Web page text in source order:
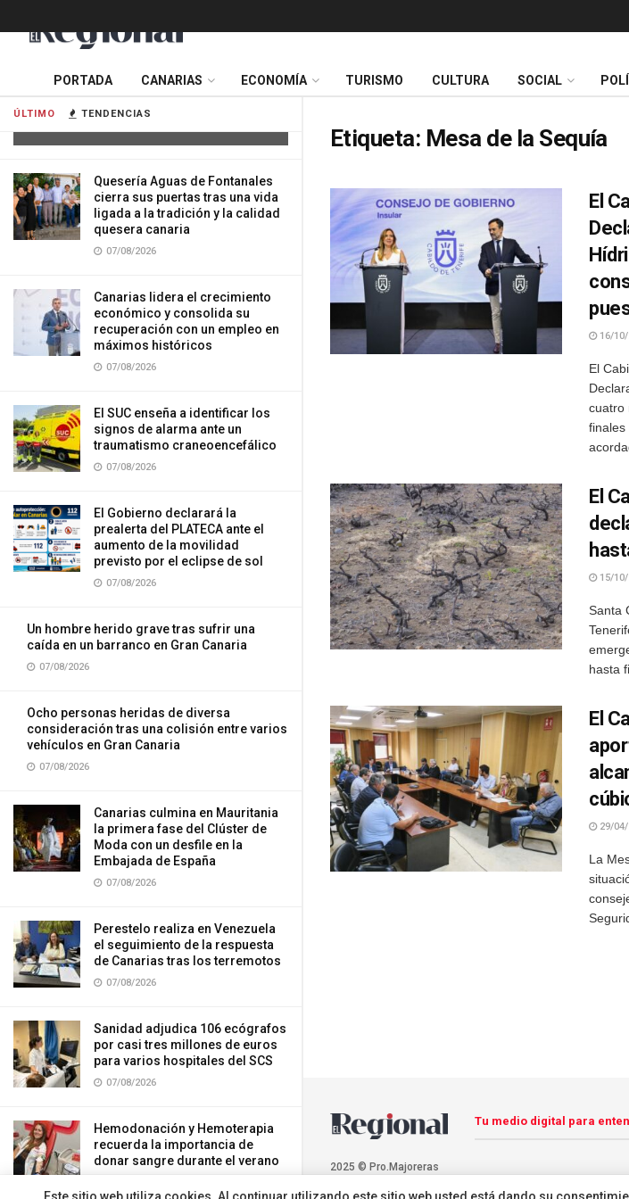
ÚLTIMO TENDENCIAS
impactar su vehículo contra una
Quesería Aguas de Fontanales
cierra sus puertas tras una vida
ligada a la tradición y la calidad
quesera canaria
07/08/2026
Canarias lidera el crecimiento
económico y consolida su
recuperación con un empleo en
máximos históricos
07/08/2026
El SUC enseña a identificar los
signos de alarma ante un
traumatismo craneoencefálico
07/08/2026
El Gobierno declarará la
prealerta del PLATECA ante el
aumento de la movilidad
previsto por el eclipse de sol
07/08/2026
Un hombre herido grave tras sufrir una
caída en un barranco en Gran Canaria
07/08/2026
Ocho personas heridas de diversa
consideración tras una colisión entre varios
vehículos en Gran Canaria
07/08/2026
Canarias culmina en Mauritania
la primera fase del Clúster de
Moda con un desfile en la
Embajada de España
07/08/2026
Perestelo realiza en Venezuela
el seguimiento de la respuesta
de Canarias tras los terremotos
07/08/2026
Sanidad adjudica 106 ecógrafos
por casi tres millones de euros
para varios hospitales del SCS
07/08/2026
Hemodonación y Hemoterapia
recuerda la importancia de
donar sangre durante el verano
PORTADA CANARIAS ECONOMÍA TURISMO CULTURA SOCIAL
Etiqueta: Mesa de la Sequía
El
16/10/
El
cuatro
finales
El
15/10/
Santa
hasta
El
29/04/
La
2025 © Pro.Majoreras
Tu medio digital para